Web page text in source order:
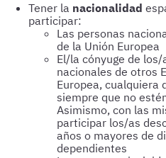
Tener la nacionalidad
participar:
Las personas
de la Unión Europea
El/la cónyuge de
nacionales de otros
Europea, cualquiera
siempre que no
Asimismo, con las
participar los/as
años o mayores de
dependientes